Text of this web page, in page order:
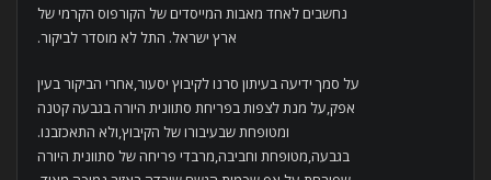
נחשבים לאחד מאבות המייסדים של הקורפוס הקרמי של
ארץ ישראל. התל לא מוסדר לביקור.
על סמך ידיעה בעיתון סרנו לקיבוץ יסעור,אחרי הביקור בעין
אפק,על מנת לצפות בפריחת סתוונית היורה בגבעה קטנה
ומטופחת שבעיבורו של הקיבוץ,ולא התאכזבנו.
בגבעה,מטופחת וחביבה,מרבדי פריחה של סתוונית היורה